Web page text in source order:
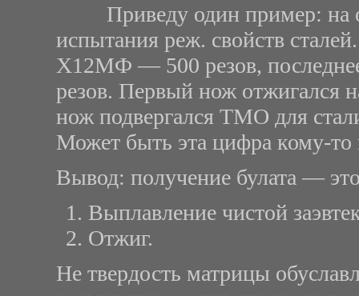
Приведу один пример: на
испытания реж. свойств
Х12МФ — 500 резов,
резов. Первый нож отжигался
нож подвергался ТМО для
Может быть эта цифра кому-то
Вывод: получение булата —
Выплавление чистой
Отжиг.
Не твердость матрицы